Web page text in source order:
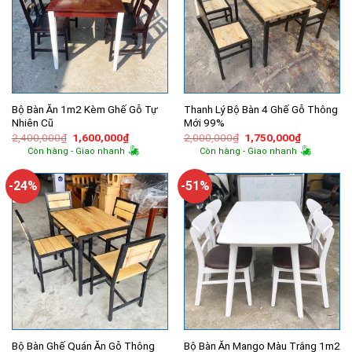
Bộ Bàn Ăn 1m2 Kèm Ghế Gỗ Tự
Nhiên Cũ
2,400,000₫ Giá
gốc
là:
1,600,000₫Giá
hiện
tại
1,600,000₫.
Còn hàng - Giao nhanh
Thanh Lý Bộ Bàn 4 Ghế Gỗ Thông
Mới 99%
2,000,000₫ Giá
gốc
là:
1,750,000₫Giá
hiện
tại
Còn hàng - Giao nhanh
-24%
Bộ Bàn Ghế Quán Ăn Gỗ Thông
-51%
Bộ Bàn Ăn Mango Màu Trắng 1m2